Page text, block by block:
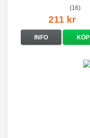
(16)
211 kr
INFO KÖP